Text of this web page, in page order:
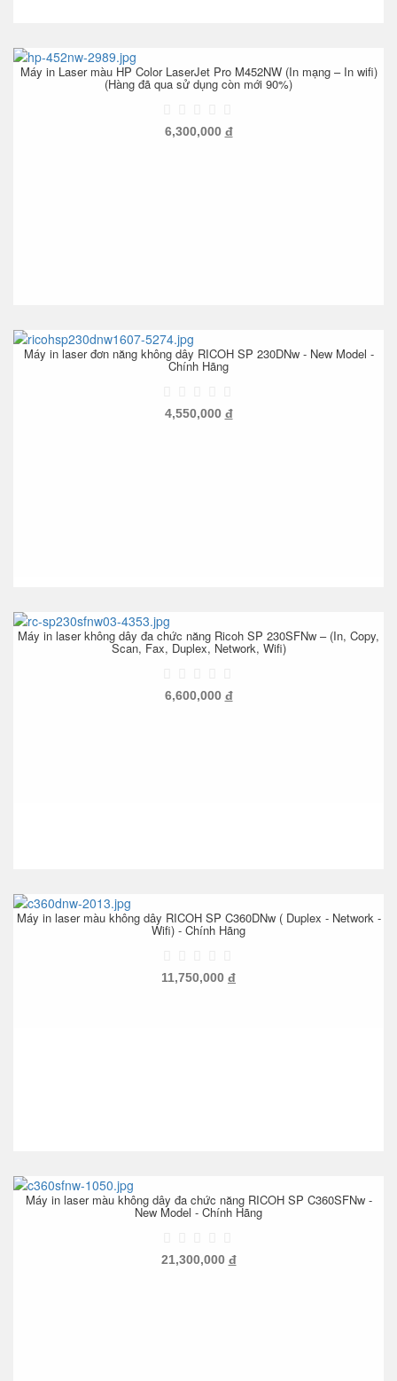
Máy in Laser màu HP Color LaserJet Pro M452NW (In mạng – In wifi)
(Hàng đã qua sử dụng còn mới 90%)
6,300,000 đ
Máy in laser đơn năng không dây RICOH SP 230DNw - New Model -
Chính Hãng
4,550,000 đ
Máy in laser không dây đa chức năng Ricoh SP 230SFNw – (In, Copy,
Scan, Fax, Duplex, Network, Wifi)
6,600,000 đ
Máy in laser màu không dây RICOH SP C360DNw ( Duplex - Network -
Wifi) - Chính Hãng
11,750,000 đ
Máy in laser màu không dây đa chức năng RICOH SP C360SFNw -
New Model - Chính Hãng
21,300,000 đ